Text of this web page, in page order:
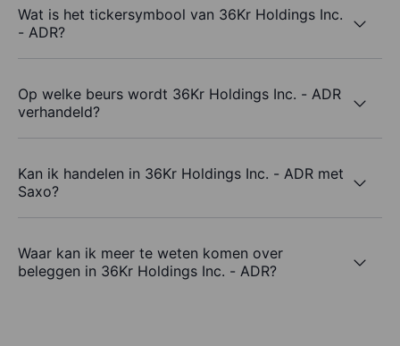
Wat is het tickersymbool van 36Kr Holdings Inc.
- ADR?
Op welke beurs wordt 36Kr Holdings Inc. - ADR
verhandeld?
Kan ik handelen in 36Kr Holdings Inc. - ADR met
Saxo?
Waar kan ik meer te weten komen over
beleggen in 36Kr Holdings Inc. - ADR?